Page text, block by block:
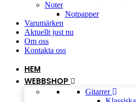
Noter
Notpapper
Varumärken
Aktuellt just nu
Om oss
Kontakta oss
HEM
WEBBSHOP
Gitarrer